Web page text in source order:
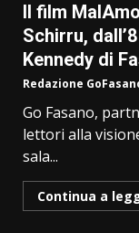
Il film
Schirru,
Kennedy di
Redazione
Go Fasano,
lettori alla
sala...
Continua a